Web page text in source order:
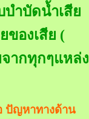
ำบัดน้ำเสีย
องเสีย (
ากทุกๆแหล่ง
ปัญหาทางด้าน